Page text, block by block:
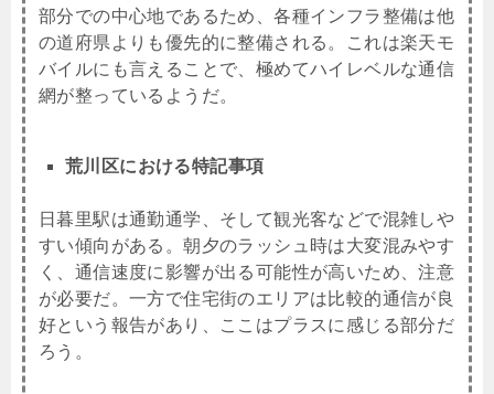
部分での中心地であるため、各種インフラ整備は他
の道府県よりも優先的に整備される。これは楽天モ
バイルにも言えることで、極めてハイレベルな通信
網が整っているようだ。
荒川区における特記事項
日暮里駅は通勤通学、そして観光客などで混雑しや
すい傾向がある。朝夕のラッシュ時は大変混みやす
く、通信速度に影響が出る可能性が高いため、注意
が必要だ。一方で住宅街のエリアは比較的通信が良
好という報告があり、ここはプラスに感じる部分だ
ろう。